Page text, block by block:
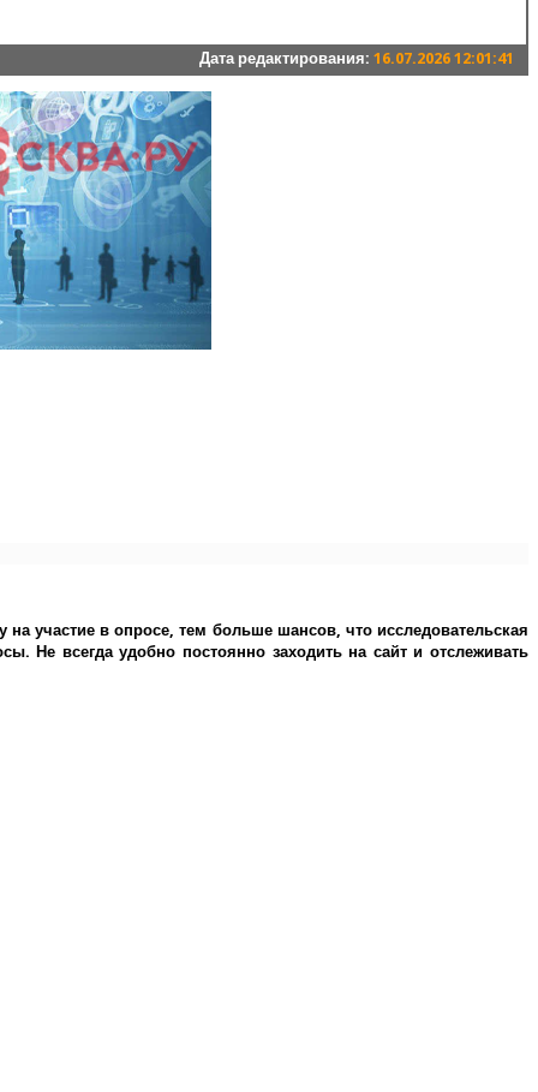
Дата редактирования: 16.07.2026 12:01:41
участие в опросе, тем больше шансов, что исследовательская
Не всегда удобно постоянно заходить на сайт и отслеживать